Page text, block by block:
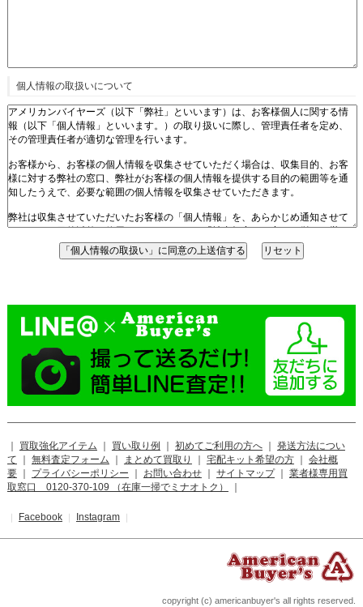
個人情報の取扱いについて
買取強化アイテム 買い取り例 初めてご利用の方へ｜ 発送方法につい
て
無料査定フォーム まとめて買取り 宅配キット希望の方｜
会社概
要｜ プライバシーポリシー お問い合わせ｜ サイトマップ｜ 業者様専用買
取窓口 0120-370-109 （在庫一掃でミナオトク）
｜ Facebook｜ Instagram｜
copyright (c) americanbuyer's all rights reserved.